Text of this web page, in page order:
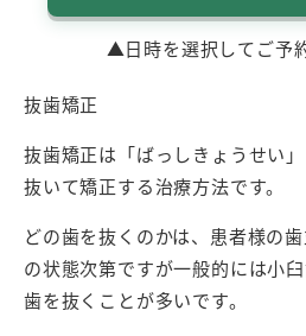
▲日時を選択してご予
抜歯矯正
抜歯矯正は「ばっしきょうせい
抜いて矯正する治療方法です。
どの歯を抜くのかは、患者様の
の状態次第ですが一般的には小
歯を抜くことが多いです。